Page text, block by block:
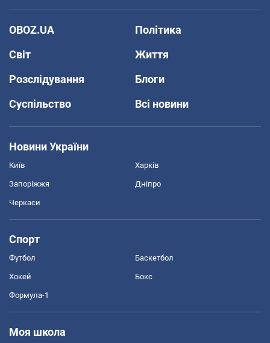
OBOZ.UA
Політика
Світ
Життя
Розслідування
Блоги
Суспільство
Всі новини
Новини України
Київ Харків
Запоріжжя Дніпро
Черкаси
Спорт
Футбол Баскетбол
Хокей Бокс
Формула-1
Моя школа